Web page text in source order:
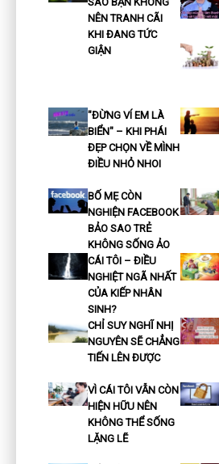
NÊN TRANH CÃI
KHI ĐANG TỨC
GIẬN
"ĐỪNG VÍ EM LÀ
BIỂN" – KHI PHÁI
ĐẸP CHỌN VỀ MÌNH
ĐIỀU NHỎ NHOI
BỐ MẸ CÒN
NGHIỆN FACEBOOK
BẢO SAO TRẺ
KHÔNG SỐNG ẢO
CÁI TÔI – ĐIỀU
NGHIỆT NGÃ NHẤT
CỦA KIẾP NHÂN
SINH?
CHỈ SUY NGHĨ NHỊ
NGUYÊN SẼ CHẲNG
TIẾN LÊN ĐƯỢC
VÌ CÁI TÔI VẪN CÒN
HIỆN HỮU NÊN
KHÔNG THỂ SỐNG
LẶNG LẼ